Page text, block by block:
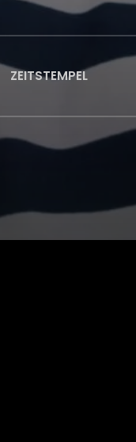
ZEITSTEMPEL